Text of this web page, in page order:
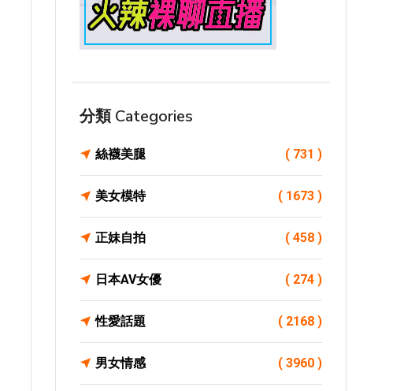
分類 Categories
絲襪美腿 ( 731 )
美女模特 ( 1673 )
正妹自拍 ( 458 )
日本AV女優 ( 274 )
性愛話題 ( 2168 )
男女情感 ( 3960 )